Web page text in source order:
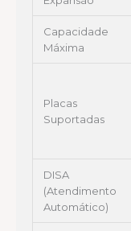
Capacidade
Máxima
Placas
Suportadas
DISA
(Atendimento
Automático)